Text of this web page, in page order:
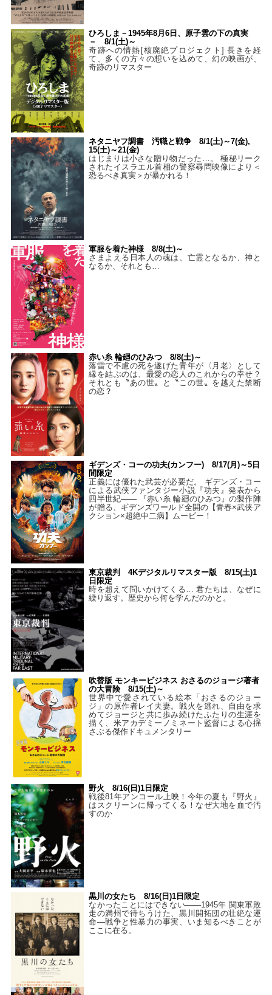
ひろしま－1945年8月6日、原子雲の下の真実
－ 8/1(土)～
奇跡への情熱[核廃絶プロジェクト] 長きを経
て、多くの方々の想いを込めて、幻の映画が、
奇跡のリマスター
ネタニヤフ調書 汚職と戦争 8/1(土)～7(金),
15(土)～21(金)
はじまりは小さな贈り物だった…。 極秘リーク
されたイスラエル首相の警察尋問映像により＜
恐るべき真実＞が暴かれる！
軍服を着た神様 8/8(土)～
さまよえる日本人の魂は、亡霊となるか、神と
なるか、それとも…
赤い糸 輪廻のひみつ 8/8(土)～
落雷で不慮の死を遂げた青年が〈月老〉として
縁を結ぶのは、最愛の恋人のこれからの幸せ？
それとも〝あの世〟と〝この世〟を越えた禁断
の恋？
ギデンズ・コーの功夫(カンフー) 8/17(月)～5日
間限定
正義には優れた武芸が必要だ。 ギデンズ・コー
による武侠ファンタジー小説『功夫』発表から
四半世紀―― 『赤い糸 輪廻のひみつ』の製作陣
が贈る、ギデンズワールド全開の【青春×武侠ア
クション×超絶中二病】ムービー！
東京裁判 4Kデジタルリマスター版 8/15(土)1
日限定
時を超えて問いかけてくる… 君たちは、なぜに
繰り返す。歴史から何を学んだのかと。
吹替版 モンキービジネス おさるのジョージ著者
の大冒険 8/15(土)～
世界中で愛されている絵本「おさるのジョー
ジ」の原作者レイ夫妻。戦火を逃れ、自由を求
めてジョージと共に歩み続けたふたりの生涯を
描く、米アカデミーノミネート監督による心揺
さぶる傑作ドキュメンタリー
野火 8/16(日)1日限定
戦後81年アンコール上映！今年の夏も『野火』
はスクリーンに帰ってくる！なぜ大地を血で汚
すのか
黒川の女たち 8/16(日)1日限定
なかったことにはできない——1945年 関東軍敗
走の満州で待ちうけた、黒川開拓団の壮絶な運
命―戦争と性暴力の事実、いま知るべきことが
ここに在る。